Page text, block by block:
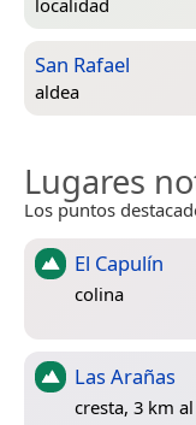
localidad
San Rafael
aldea
Lugares
Los puntos
El Capulín
colina
Las Arañas
cresta, 3 km